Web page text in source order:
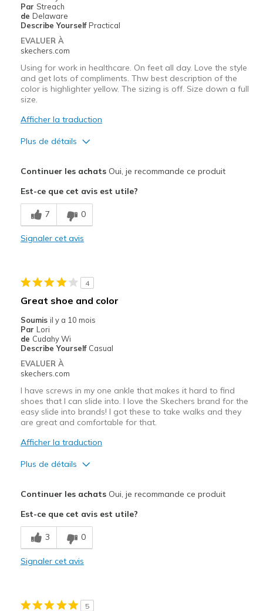
Par Streach
de Delaware
Describe Yourself Practical
EVALUER À
skechers.com
Using for work in healthcare. On feet all day. Love the style
and get lots of compliments. Thw best description of the
color is highlighter yellow. The sizing is off. Size down a full
size.
Afficher la traduction
Plus de détails
Breathe Well
Stylish
Continuer les achatsOui, je recommande ce produit
Est-ce que cet avis est utile?
7 0
Signaler cet avis
4
Great shoe and color
Soumis il y a 10 mois
Par Lori
de Cudahy Wi
Describe Yourself Casual
EVALUER À
skechers.com
I have screws in my one ankle that makes it hard to find
shoes that I can slide into. I love the Skechers brand for the
easy slide into brands! I got these to take walks and they
are great and comfortable for that.
Afficher la traduction
Plus de détails
Breathe Well
Comfortable
Continuer les achatsOui, je recommande ce produit
Est-ce que cet avis est utile?
3 0
Signaler cet avis
5